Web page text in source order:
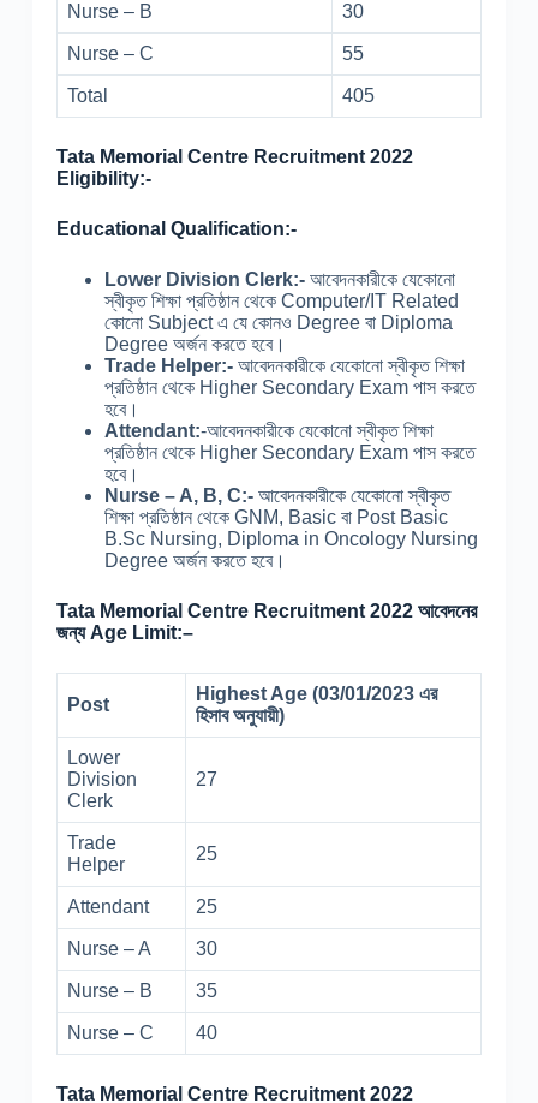
Nurse – B 30
Nurse – C 55
Total 405
Tata Memorial Centre Recruitment 2022
Eligibility:-
Educational Qualification:-
Lower Division Clerk:- আবেদনকারীকে যেকোনো
স্বীকৃত শিক্ষা প্রতিষ্ঠান থেকে Computer/IT Related
কোনো Subject এ যে কোনও Degree বা Diploma
Degree অর্জন করতে হবে।
Trade Helper:-আবেদনকারীকে যেকোনো স্বীকৃত শিক্ষা
প্রতিষ্ঠান থেকে Higher Secondary Exam পাস করতে
হবে।
Attendant:-আবেদনকারীকে যেকোনো স্বীকৃত শিক্ষা
প্রতিষ্ঠান থেকে Higher Secondary Exam পাস করতে
হবে।
Nurse – A, B, C:- আবেদনকারীকে যেকোনো স্বীকৃত
শিক্ষা প্রতিষ্ঠান থেকে GNM, Basic বা Post Basic
B.Sc Nursing, Diploma in Oncology Nursing
Degree অর্জন করতে হবে।
Tata Memorial Centre Recruitment 2022 আবেদনের
জন্য Age Limit:–
Post
Highest Age (03/01/2023 এর
হিসাব অনুযায়ী)
Lower
Division
Clerk
27
Trade
Helper
25
Attendant 25
Nurse – A 30
Nurse – B 35
Nurse – C 40
Tata Memorial Centre Recruitment 2022